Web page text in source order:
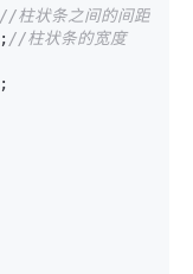
//柱状条之间的间距
; //柱状条的宽度
;